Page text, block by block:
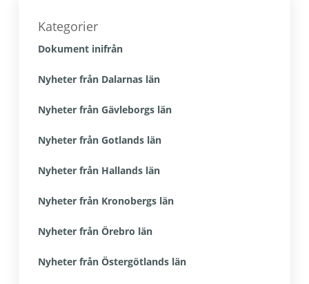
sidofält
Kategorier
Dokument inifrån
Nyheter från Dalarnas län
Nyheter från Gävleborgs län
Nyheter från Gotlands län
Nyheter från Hallands län
Nyheter från Kronobergs län
Nyheter från Örebro län
Nyheter från Östergötlands län